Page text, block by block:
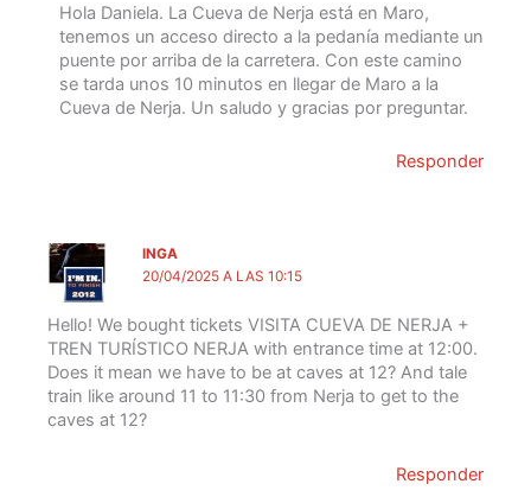
Hola Daniela. La Cueva de Nerja está en Maro,
tenemos un acceso directo a la pedanía mediante un
puente por arriba de la carretera. Con este camino
se tarda unos 10 minutos en llegar de Maro a la
Cueva de Nerja. Un saludo y gracias por preguntar.
Responder
INGA
20/04/2025 A LAS 10:15
Hello! We bought tickets VISITA CUEVA DE NERJA +
TREN TURÍSTICO NERJA with entrance time at 12:00.
Does it mean we have to be at caves at 12? And tale
train like around 11 to 11:30 from Nerja to get to the
caves at 12?
Responder